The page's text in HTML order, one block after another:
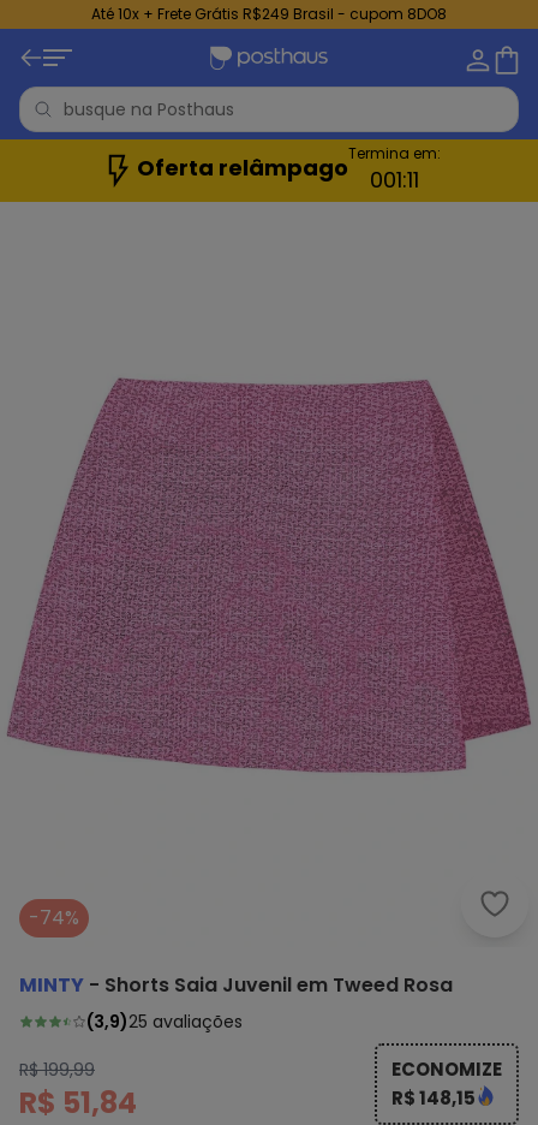
Até 10x + Frete Grátis R$249 Brasil - cupom 8DO8
Oferta relâmpagoTermina em:
001:09
-74%
MINTY - Shorts Saia Juvenil em Tweed Rosa
(3,9)25 avaliações
R$ 199,99
R$ 51,84
ECONOMIZE
R$ 148,15